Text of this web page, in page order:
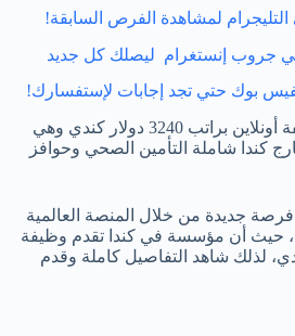
لمشاهدة الفرص السابقة!
جروب إنستغرام ليصلك كل جديد
بوك حتي تجد إجابات لإستفسارك!
مؤسسة في كندا تقدم وظيفة أونلاين براتب 3240 دولار كندي وهي
كندا شاملة التأمين الصحي وحوافز
جديدة من خلال المنصة العالمية
حيث أن مؤسسة في كندا تقدم وظيفة
3240 دولار كندي، لذلك شاهد التفاصيل كاملة وقدم